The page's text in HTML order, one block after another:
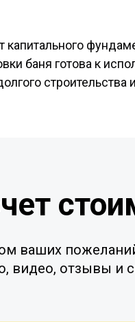
капитального
баня готова к
строительства
ваших
видео, отзывы и